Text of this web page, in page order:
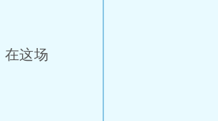
在这场